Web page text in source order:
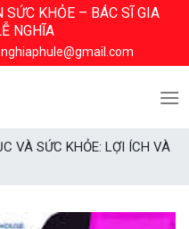
SỨC KHỎE – BÁC SĨ GIA
NGHĨA
nghiaphule@gmail.com
VÀ SỨC KHỎE: LỢI ÍCH VÀ